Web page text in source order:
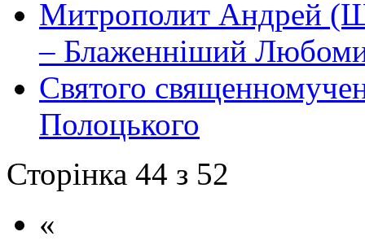
Митрополит Андрей
– Блаженніший
Святого
Полоцького
Сторінка 44 з 52
«